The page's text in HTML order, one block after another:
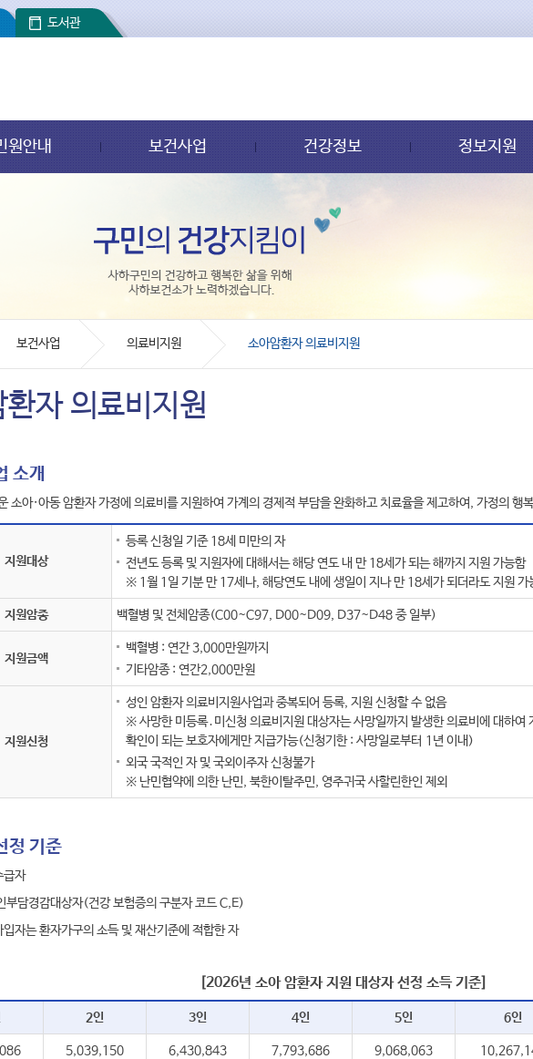
도서관
원안내 보건사업 건강정보 정보지원
보건사업 의료비지원 소아암환자 의료비지원
자 의료비지원
소개
소아·아동 암환자 가정에 의료비를 지원하여 가계의 경제적 부담을 완화하고 치료율을 제고하여, 가정의 행
지원대상
등록 신청일 기준 18세 미만의 자
전년도 등록 및 지원자에 대해서는 해당 연도 내 만 18세가 되는 해까지 지원 가능함
※ 1월 1일 기분 만 17세나, 해당연도 내에 생일이 지나 만 18세가 되더라도 지원 가
지원암종 백혈병 및 전체암종(C00~C97, D00~D09, D37~D48 중 일부)
지원금액
백혈병 : 연간 3,000만원까지
기타암종 : 연간2,000만원
지원신청
성인 암환자 의료비지원사업과 중복되어 등록, 지원 신청할 수 없음
※ 사망한 미등록․미신청 의료비지원 대상자는 사망일까지 발생한 의료비에 대하
확인이 되는 보호자에게만 지급가능(신청기한 : 사망일로부터 1년 이내)
외국 국적인 자 및 국외이주자 신청불가
※ 난민협약에 의한 난민, 북한이탈주민, 영주귀국 사할린한인 제외
정 기준
급자
부담경감대상자(건강 보험증의 구분자 코드 C,E)
입자는 환자가구의 소득 및 재산기준에 적합한 자
[2026년 소아 암환자 지원 대상자 선정 소득 기준]
2인 3인 4인 5인 6인
5,039,150 6,430,843 7,793,686 9,068,063